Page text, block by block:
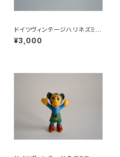
ドイツヴィンテージハリネズミの
小皿b
¥3,000